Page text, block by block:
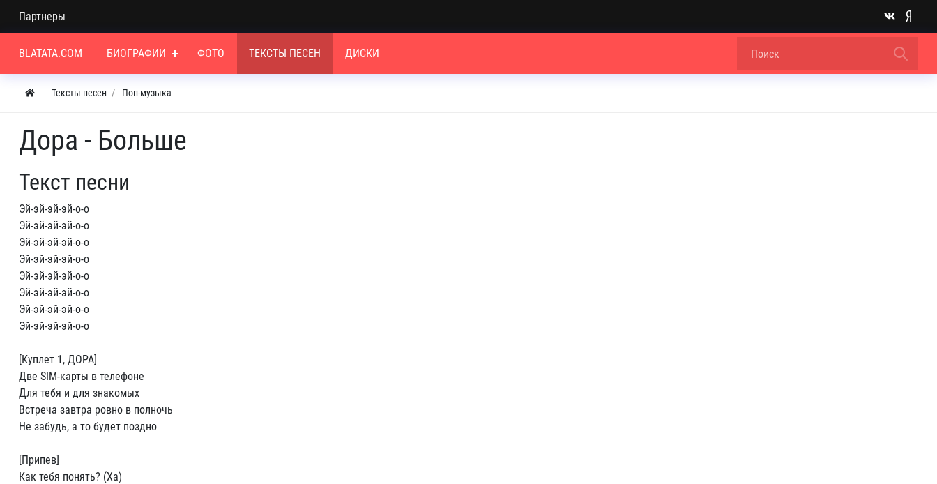
Партнеры
BLATATA.COM БИОГРАФИИ ФОТО ТЕКСТЫ ПЕСЕН ДИСКИ
Тексты песен Поп-музыка
Дора - Больше
Текст песни
Эй-эй-эй-эй-о-о
Эй-эй-эй-эй-о-о
Эй-эй-эй-эй-о-о
Эй-эй-эй-эй-о-о
Эй-эй-эй-эй-о-о
Эй-эй-эй-эй-о-о
Эй-эй-эй-эй-о-о
Эй-эй-эй-эй-о-о
[Куплет 1, ДОРА]
Две SIM-карты в телефоне
Для тебя и для знакомых
Встреча завтра ровно в полночь
Не забудь, а то будет поздно
[Припев]
Как тебя понять? (Ха)